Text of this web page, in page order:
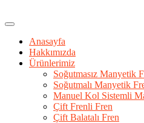
Anasayfa
Hakkımızda
Ürünlerimiz
Soğutmasız Manyetik
Soğutmalı Manyetik
Manuel Kol Sistemli
Çift Frenli Fren
Çift Balatalı Fren